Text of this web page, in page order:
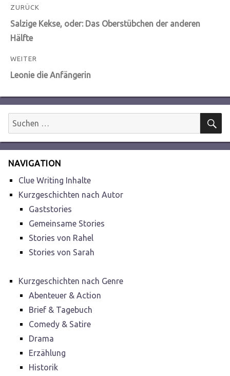
Beitragsnavigation
ZURÜCK
Vorheriger
Beitrag:
Salzige Kekse, oder: Das Oberstübchen der anderen
Hälfte
WEITER
Nächster
Leonie die Anfängerin
Suchen
nach:
NAVIGATION
Clue Writing Inhalte
Kurzgeschichten nach Autor
Gaststories
Gemeinsame Stories
Stories von Rahel
Stories von Sarah
Kurzgeschichten nach Genre
Abenteuer & Action
Brief & Tagebuch
Comedy & Satire
Drama
Erzählung
Historik